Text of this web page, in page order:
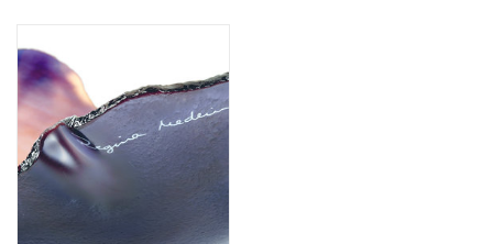
√ Persoonlijke service
√ Gratis offerte & advies
√ Binnen- & buitenshowroom
√ Meer info: 003256664507